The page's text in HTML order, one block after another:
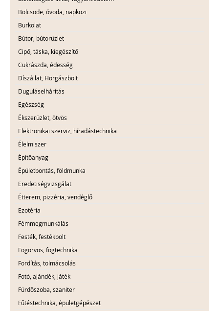
Bölcsöde, óvoda, napközi
Burkolat
Bútor, bútorüzlet
Cipő, táska, kiegészítő
Cukrászda, édesség
Díszállat, Horgászbolt
Duguláselhárítás
Egészség
Ékszerüzlet, ötvös
Elektronikai szerviz, híradástechnika
Élelmiszer
Építőanyag
Épületbontás, földmunka
Eredetiségvizsgálat
Étterem, pizzéria, vendéglő
Ezotéria
Fémmegmunkálás
Festék, festékbolt
Fogorvos, fogtechnika
Fordítás, tolmácsolás
Fotó, ajándék, játék
Fürdőszoba, szaniter
Fűtéstechnika, épületgépészet